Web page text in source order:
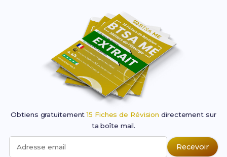
Obtiens gratuitement15 Fiches de Révision directement sur
ta boîte mail.
Adresse email Recevoir